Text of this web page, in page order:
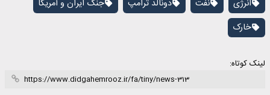
انرژی نفت دونالد ترامپ
جنگ ایران و آمریکا
خارک
لینک کوتاه: